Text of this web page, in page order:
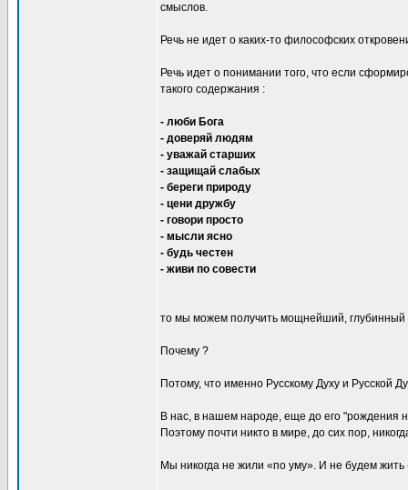
смыслов.
Речь не идет о каких-то философских
Речь идет о понимании того, что если
такого содержания :
- люби Бога
- доверяй людям
- уважай старших
- защищай слабых
- береги природу
- цени дружбу
- говори просто
- мысли ясно
- будь честен
- живи по совести
то мы можем получить мощнейший, глубинный
Почему ?
Потому, что именно Русскому Духу и Русской
В нас, в нашем народе, еще до его "рождения
Поэтому почти никто в мире, до сих пор,
Мы никогда не жили «по уму». И не будем жить